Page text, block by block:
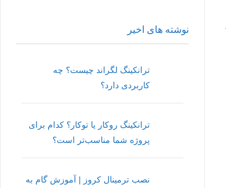
نوشته های اخیر
ترانکینگ لگراند چیست؟ چه
کاربردی دارد؟
ترانکینگ روکار یا توکار؟ کدام برای
پروژه شما مناسب‌تر است؟
نصب ترمینال کروز | آموزش گام به